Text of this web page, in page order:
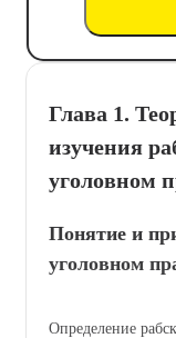
Глава 1.
изучения
уголовном
Понятие и
уголовном
Определение